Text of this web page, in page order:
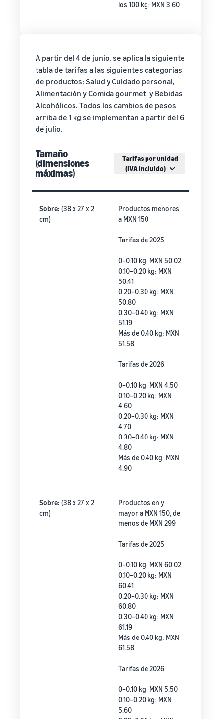
los 100 kg: MXN 3.60
A partir del 4 de junio, se aplica la siguiente
tabla de tarifas a las siguientes categorías
de productos: Salud y Cuidado personal,
Alimentación y Comida gourmet, y Bebidas
Alcohólicos. Todos los cambios de pesos
arriba de 1 kg se implementan a partir del 6
de julio.
Tamaño
(dimensiones
máximas)
Tarifas por unidad
(IVA incluido)
Sobre: (38 x 27 x 2
cm)
Productos menores
a MXN 150
Tarifas de 2025
0–0.10 kg: MXN 50.02
0.10–0.20 kg: MXN
50.41
0.20–0.30 kg: MXN
50.80
0.30–0.40 kg: MXN
51.19
Más de 0.40 kg: MXN
51.58
Tarifas de 2026
0–0.10 kg: MXN 4.50
0.10–0.20 kg: MXN
4.60
0.20–0.30 kg: MXN
4.70
0.30–0.40 kg: MXN
4.80
Más de 0.40 kg: MXN
4.90
Sobre: (38 x 27 x 2
cm)
Productos en y
mayor a MXN 150, de
menos de MXN 299
Tarifas de 2025
0–0.10 kg: MXN 60.02
0.10–0.20 kg: MXN
60.41
0.20–0.30 kg: MXN
60.80
0.30–0.40 kg: MXN
61.19
Más de 0.40 kg: MXN
61.58
Tarifas de 2026
0–0.10 kg: MXN 5.50
0.10–0.20 kg: MXN
5.60